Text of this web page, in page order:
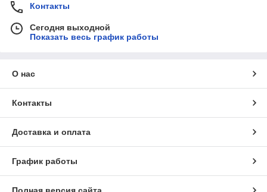
Контакты
Сегодня выходной
Показать весь график работы
О нас
Контакты
Доставка и оплата
График работы